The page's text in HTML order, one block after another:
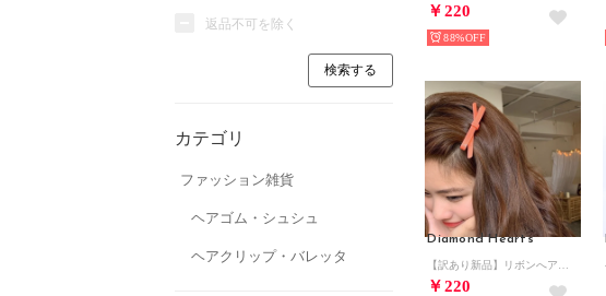
返品不可を除く
カテゴリ
ファッション雑貨
ヘアゴム・シュシュ
ヘアクリップ・バレッタ
￥220
88%
Diamond Hearts
￥220